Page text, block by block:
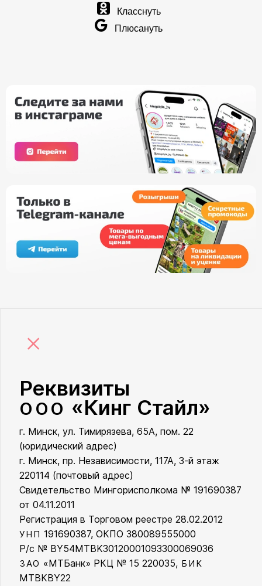
Класснуть
Плюсануть
×
Реквизиты
ООО «Кинг Стайл»
ООО «Кинг Стайл»
г. Минск, ул. Тимирязева, 65А, пом. 22
(юридический адрес)
г. Минск, пр. Независимости, 117А, 3-й этаж
220114 (почтовый адрес)
Свидетельство Мингорисполкома № 191690387
от 04.11.2011
Регистрация в Торговом реестре 28.02.2012
УНП 191690387, ОКПО 380089555000
Р/с № BY54MTBK30120001093300069036
ЗАО «МТБанк» РКЦ № 15 220035, БИК
MTBKBY22